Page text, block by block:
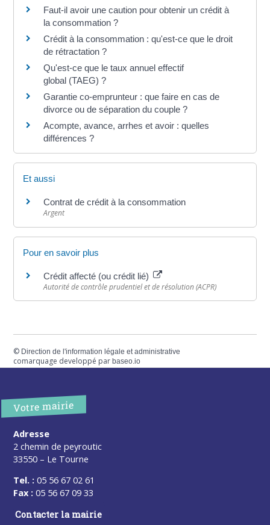
Faut-il avoir une caution pour obtenir un crédit à
la consommation ?
Crédit à la consommation : qu'est-ce que le droit
de rétractation ?
Qu'est-ce que le taux annuel effectif
global (TAEG) ?
Garantie co-emprunteur : que faire en cas de
divorce ou de séparation du couple ?
Acompte, avance, arrhes et avoir : quelles
différences ?
Et aussi
Contrat de crédit à la consommation
Argent
Pour en savoir plus
Crédit affecté (ou crédit lié)
Autorité de contrôle prudentiel et de résolution (ACPR)
© Direction de l'information légale et administrative
comarquage developpé parbaseo.io
Votre mairie
Adresse
2 chemin de peyroutic
33550 – Le Tourne
Tel. : 05 56 67 02 61
Fax : 05 56 67 09 33
Contacter la mairie